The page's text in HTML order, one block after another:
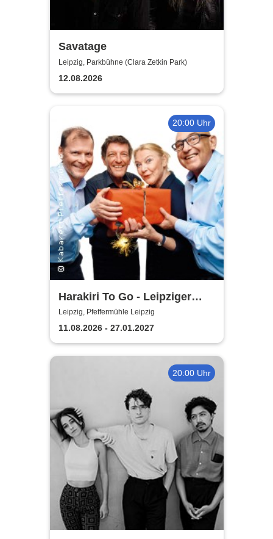
Savatage
Leipzig, Parkbühne (Clara Zetkin Park)
12.08.2026
20:00 Uhr
Harakiri To Go - Leipziger
Pfeffermühle
Leipzig, Pfeffermühle Leipzig
11.08.2026 - 27.01.2027
20:00 Uhr